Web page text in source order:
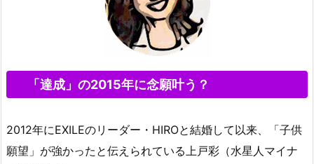
「達成」の2015年に念願叶う？
2012年にEXILEのリーダー・HIROと結婚して以来、「子供
願望」が強かったと伝えられている上戸彩（水星人マイナ